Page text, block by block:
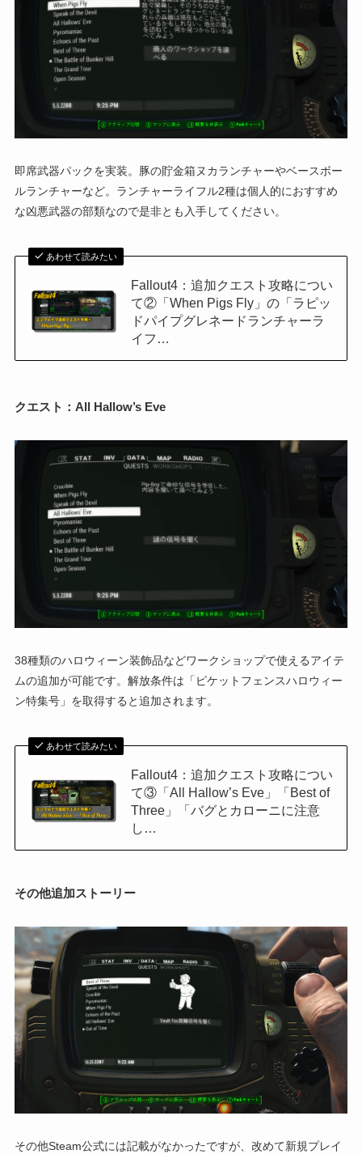
即席武器パックを実装。豚の貯金箱ヌカランチャーやベースボー
ルランチャーなど。ランチャーライフル2種は個人的におすすめ
な凶悪武器の部類なので是非とも入手してください。
あわせて読みたい
Fallout4：追加クエスト攻略につい
て②「When Pigs Fly」の「ラピッ
ドパイプグレネードランチャーラ
イフ…
クエスト： All Hallow’s Eve
38種類のハロウィーン装飾品などワークショップで使えるアイテ
ムの追加が可能です。解放条件は「ピケットフェンスハロウィー
ン特集号」を取得すると追加されます。
あわせて読みたい
Fallout4：追加クエスト攻略につい
て③「All Hallow’s Eve」「Best of
Three」「バグとカローニに注意
し…
その他追加ストーリー
その他Steam公式には記載がなかったですが、改めて新規プレイ